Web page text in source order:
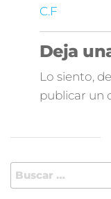
C.F
Deja
Lo siento,
publicar un